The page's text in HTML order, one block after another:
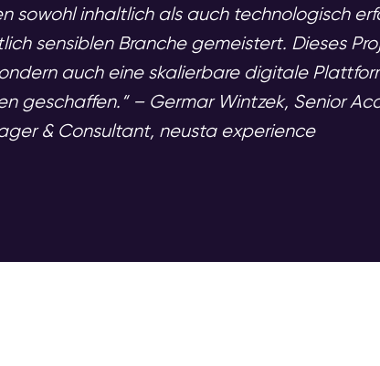
sowohl inhaltlich als auch technologisch
sensiblen Branche gemeistert. Dieses
auch eine skalierbare digitale
geschaffen.“ – Germar Wintzek, Senior
& Consultant, neusta experience